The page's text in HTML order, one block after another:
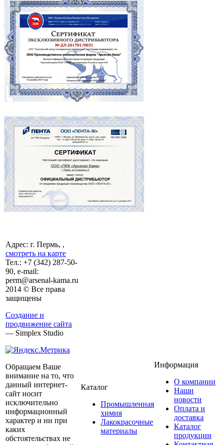
Адрес: г. Пермь, ,
смотреть на карте
Тел.: +7 (342) 287-50-
90, e-mail:
perm@arsenal-kama.ru
2014 © Все права
защищены
Создание и
продвижение сайта
— Simplex Studio
Обращаем Ваше
внимание на то, что
данный интернет-
сайт носит
исключительно
информационный
характер и ни при
каких
обстоятельствах не
Каталог
Промышленная
химия
Лакокрасочные
материалы
Информация
О компании
Наши
новости
Оплата и
доставка
Каталог
продукции